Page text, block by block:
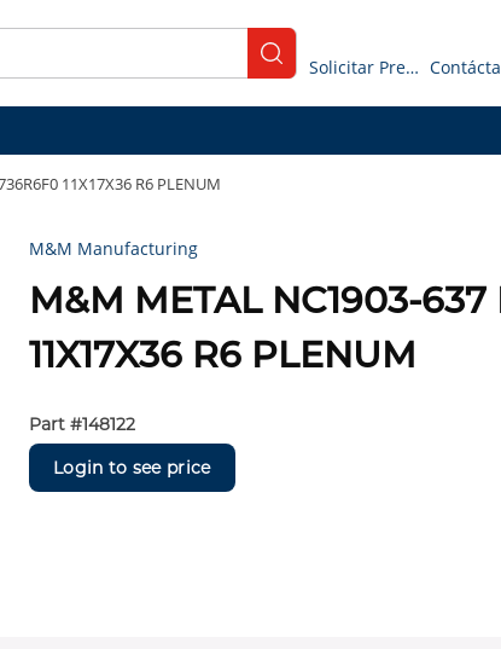
submit search
Solicitar Presupuesto
11X17X36 R6 PLENUM
M&M Manufacturing
M&M METAL NC1903-637
11X17X36 R6 PLENUM
Part #148122
Login to see price